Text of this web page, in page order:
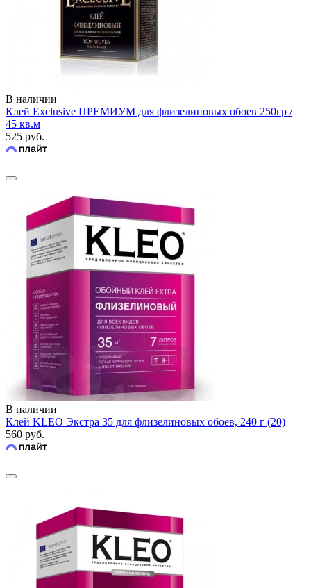
В наличии
Клей Exclusive ПРЕМИУМ для флизелиновых обоев 250гр /
45 кв.м
525 руб.
В наличии
Клей KLEO Экстра 35 для флизелиновых обоев, 240 г (20)
560 руб.